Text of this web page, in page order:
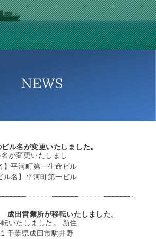
ル名が変更いたしました。
が変更いたしまし
】平河町第一生命ビル
ル名】平河町第一ビル
成田営業所が移転いたしました。
いたしました。 新住
千葉県成田市駒井野